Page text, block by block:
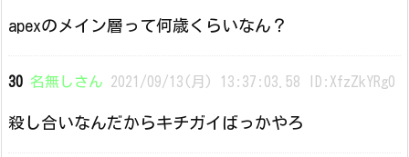
apexのメイン層って何歳くらいなん？
30 名無しさん 2021/09/13(月) 13:37:03.58 ID:XfzZkYRg0
殺し合いなんだからキチガイばっかやろ